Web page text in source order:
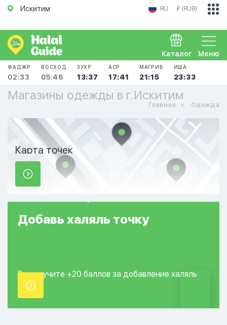
Искитим RU ₽ (RUB)
Меню
Каталог
ФАДЖР
02:33
ВОСХОД
05:46
ЗУХР
13:37
АСР
17:41
МАГРИБ
21:15
ИША
23:33
Магазины одежды в г.Искитим
Главная Одежда
Карта точек
Добавь халяль точку
Вы получите +20 баллов за добавление халяль
точки.